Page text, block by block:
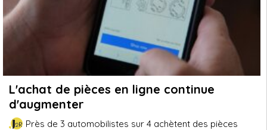
L'achat de pièces en ligne continue
d'augmenter
Près de 3 automobilistes sur 4 achètent des pièces